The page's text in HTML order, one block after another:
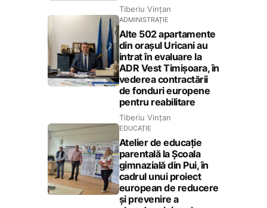
Tiberiu Vințan
ADMINISTRAȚIE
Alte 502 apartamente
din orașul Uricani au
intrat în evaluare la
ADR Vest Timișoara, în
vederea contractării
de fonduri europene
pentru reabilitare
Tiberiu Vințan
EDUCAȚIE
Atelier de educație
parentală la Școala
gimnazială din Pui, în
cadrul unui proiect
european de reducere
și prevenire a